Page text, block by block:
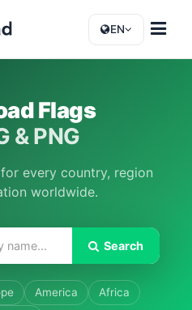
EN
Flags
& PNG
every country, region
worldwide.
Search
America
Africa